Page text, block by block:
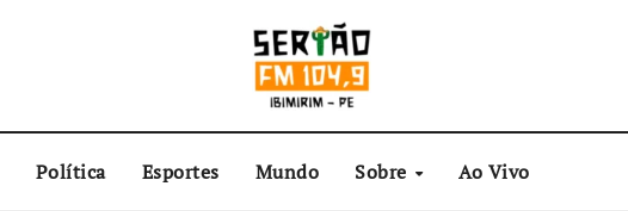
Política Esportes Mundo Sobre Ao Vivo